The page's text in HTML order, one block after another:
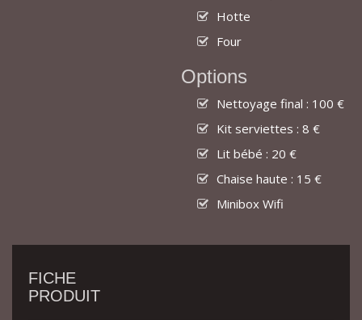
Hotte
Four
Options
Nettoyage final : 100 €
Kit serviettes : 8 €
Lit bébé : 20 €
Chaise haute : 15 €
Minibox Wifi
FICHE
PRODUIT